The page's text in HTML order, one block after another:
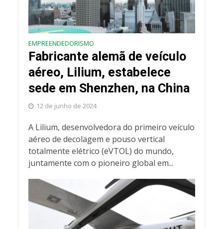
EMPREENDEDORISMO
Fabricante alemã de veículo
aéreo, Lilium, estabelece
sede em Shenzhen, na China
12 de junho de 2024
A Lilium, desenvolvedora do primeiro veículo
aéreo de decolagem e pouso vertical
totalmente elétrico (eVTOL) do mundo,
juntamente com o pioneiro global em...